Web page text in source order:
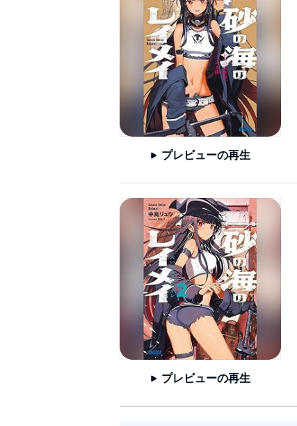
プレビューの再生
プレビューの再生